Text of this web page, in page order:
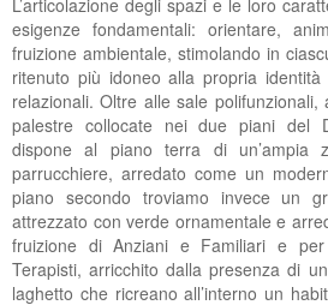
L’articolazione degli spazi e le loro
esigenze fondamentali: orientare,
fruizione ambientale, stimolando in
ritenuto più idoneo alla propria
relazionali. Oltre alle sale
palestre collocate nei due piani del
dispone al piano terra di un’ampia
parrucchiere, arredato come un
piano secondo troviamo invece un
attrezzato con verde ornamentale e
fruizione di Anziani e Familiari e per
Terapisti, arricchito dalla presenza di
laghetto che ricreano all’interno un